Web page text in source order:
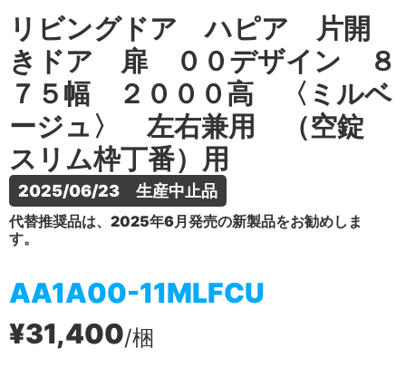
リビングドア ハピア 片開
きドア 扉 ００デザイン ８
７５幅 ２０００高 〈ミルベ
ージュ〉 左右兼用 （空錠
スリム枠丁番）用
2025/06/23　生産中止品
代替推奨品は、2025年6月発売の新製品をお勧めしま
す。
AA1A00-11MLFCU
¥31,400/梱